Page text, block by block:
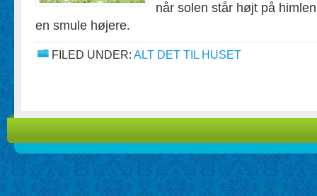
når solen står højt på
en smule højere.
FILED UNDER: ALT DET TIL HUSET